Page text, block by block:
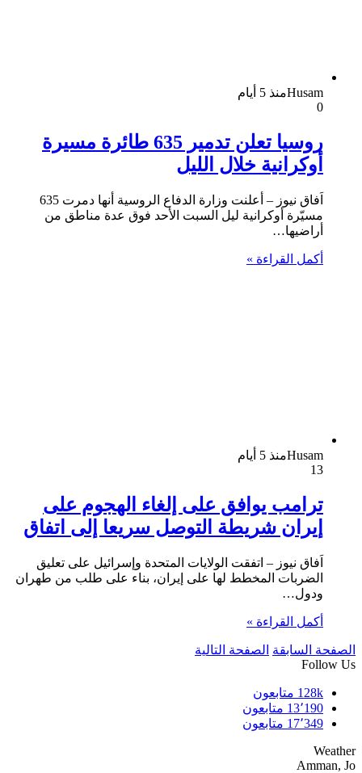
Husamمنذ 5 أيام
0
روسيا تعلن تدمير 635 طائرة مسيرة
أوكرانية خلال الليل
اَفاق نيوز – أعلنت وزارة الدفاع الروسية أنها دمرت 635
مسيّرة أوكرانية ليل السبت الأحد فوق عدة مناطق من
أراضيها…
أكمل القراءة »
Husamمنذ 5 أيام
13
ترامب يوافق على إلغاء الهجوم على
إيران شريطة التوصل سريعا إلى اتفاق
اَفاق نيوز – اتفقت الولايات المتحدة وإسرائيل على تعليق
الضربات المخطط لها على إيران، بناء على طلب من طهران
ودول…
أكمل القراءة »
الصفحة السابقة الصفحة التالية
Follow Us
128k متابعون
13٬190 متابعون
17٬349 متابعون
Weather
Amman, Jo